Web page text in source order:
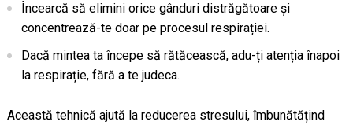
Încearcă să elimini orice gânduri distrăgătoare și
concentrează-te doar pe procesul respirației.
Dacă mintea ta începe să rătăcească, adu-ți atenția înapoi
la respirație, fără a te judeca.
Această tehnică ajută la reducerea stresului, îmbunătățind